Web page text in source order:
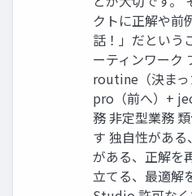
クトに正解や前
話！」だという
ーティンワーク
routine（決まっ
pro（前へ）+
務 非定型業務
す 独自性があ
がある、正解を
立てる、最適解